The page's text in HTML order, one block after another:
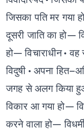
जिसका पति मर गया
दूसरी जाति का हो—
हो— विचाराधीन • वह
विदुषी • अपना
जगह से अलग किया
विकार आ गया हो—
करने वाला हो—